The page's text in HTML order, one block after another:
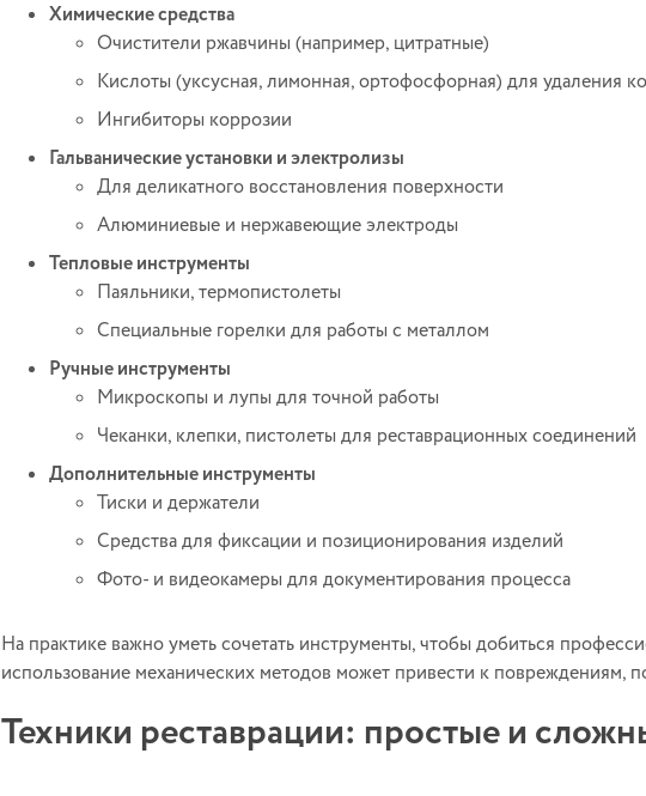
Химические средства
Очистители ржавчины (например, цитратные)
Кислоты (уксусная, лимонная, ортофосфорная) для удаления
Ингибиторы коррозии
Гальванические установки и электролизы
Для деликатного восстановления поверхности
Алюминиевые и нержавеющие электроды
Тепловые инструменты
Паяльники, термопистолеты
Специальные горелки для работы с металлом
Ручные инструменты
Микроскопы и лупы для точной работы
Чеканки, клепки, пистолеты для реставрационных соединений
Дополнительные инструменты
Тиски и держатели
Средства для фиксации и позиционирования изделий
Фото- и видеокамеры для документирования процесса
На практике важно уметь сочетать инструменты, чтобы добиться
использование механических методов может привести к повреждениям,
Техники реставрации: простые и